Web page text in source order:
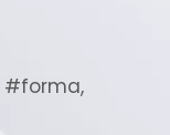
#forma,